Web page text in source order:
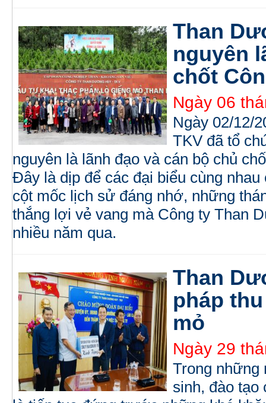
Than
nguyên
chốt
Ngày 06
Ngày 02/12/
TKV đã tổ
nguyên là lãnh đạo và cán bộ chủ
Đây là dịp để các đại biểu cùng
cột mốc lịch sử đáng nhớ, những
thắng lợi vẻ vang mà Công ty Than
nhiều năm qua.
Than
pháp
mỏ
Ngày 29
Trong những
sinh, đào tạo